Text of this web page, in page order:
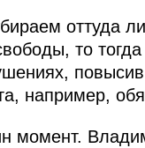
оттуда
то
например,
момент.